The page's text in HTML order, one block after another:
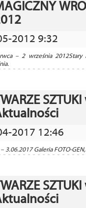
2012 9:32
– 2 września 2012Stary
2017 12:46
– 3.06.2017 Galeria FOTO-